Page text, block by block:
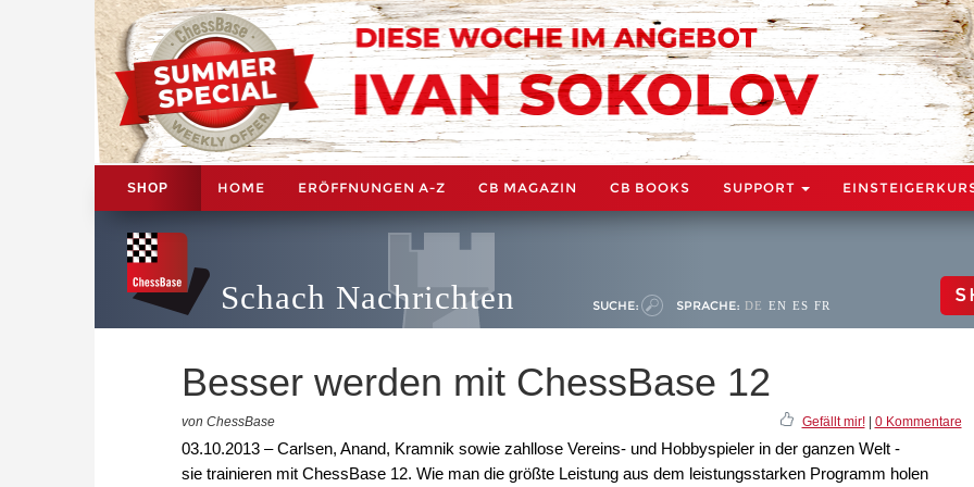
SHOP HOME ERÖFFNUNGEN A-Z CB MAGAZIN CB BOOKS SUPPORT
Schach Nachrichten SUCHE: SPRACHE: DE EN ES FR
Besser werden mit ChessBase 12
von ChessBase Gefällt mir!| 0 Kommentare
03.10.2013 – Carlsen, Anand, Kramnik sowie zahllose Vereins- und Hobbyspieler in der ganzen Welt -
sie trainieren mit ChessBase 12. Wie man die größte Leistung aus dem leistungsstarken Programm holen